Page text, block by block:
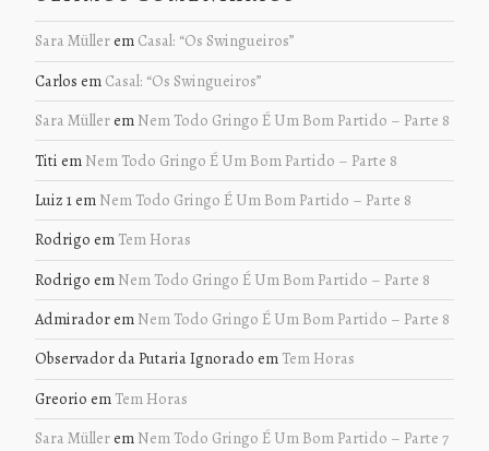
Sara Müllerem Casal: “Os Swingueiros”
Carlos em Casal: “Os Swingueiros”
Sara Müllerem Nem Todo Gringo É Um Bom Partido – Parte 8
Titi em Nem Todo Gringo É Um Bom Partido – Parte 8
Luiz 1em Nem Todo Gringo É Um Bom Partido – Parte 8
Rodrigo em Tem Horas
Rodrigo em Nem Todo Gringo É Um Bom Partido – Parte 8
Admiradorem Nem Todo Gringo É Um Bom Partido – Parte 8
Observador da Putaria Ignorado em Tem Horas
Greorio em Tem Horas
Sara Müllerem Nem Todo Gringo É Um Bom Partido – Parte 7